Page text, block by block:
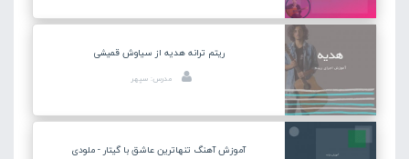
ریتم ترانه هدیه از سیاوش قمیشی
مدرس: سپهر
آموزش آهنگ تنهاترین عاشق با گیتار - ملودی